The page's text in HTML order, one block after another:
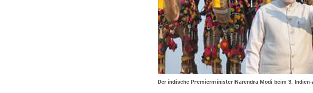
Der indische Premierminister Narendra Modi beim 3.